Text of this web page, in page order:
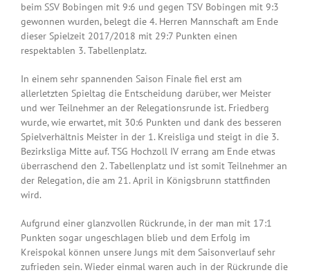
beim SSV Bobingen mit 9:6 und gegen TSV Bobingen mit 9:3
gewonnen wurden, belegt die 4. Herren Mannschaft am Ende
dieser Spielzeit 2017/2018 mit 29:7 Punkten einen
respektablen 3. Tabellenplatz.
In einem sehr spannenden Saison Finale fiel erst am
allerletzten Spieltag die Entscheidung darüber, wer Meister
und wer Teilnehmer an der Relegationsrunde ist. Friedberg
wurde, wie erwartet, mit 30:6 Punkten und dank des besseren
Spielverhältnis Meister in der 1. Kreisliga und steigt in die 3.
Bezirksliga Mitte auf. TSG Hochzoll IV errang am Ende etwas
überraschend den 2. Tabellenplatz und ist somit Teilnehmer an
der Relegation, die am 21. April in Königsbrunn stattfinden
wird.
Aufgrund einer glanzvollen Rückrunde, in der man mit 17:1
Punkten sogar ungeschlagen blieb und dem Erfolg im
Kreispokal können unsere Jungs mit dem Saisonverlauf sehr
zufrieden sein. Wieder einmal waren auch in der Rückrunde die